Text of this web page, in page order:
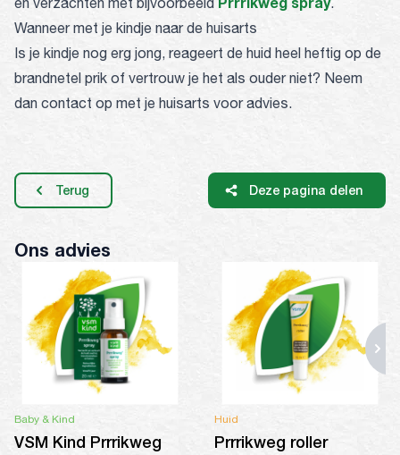
Wanneer met je kindje naar de huisarts
Is je kindje nog erg jong, reageert de huid heel heftig op de
brandnetel prik of vertrouw je het als ouder niet? Neem
dan contact op met je huisarts voor advies.
Terug Deze pagina delen
Ons advies
Baby & Kind
VSM Kind Prrrikweg
Huid
Prrrikweg roller